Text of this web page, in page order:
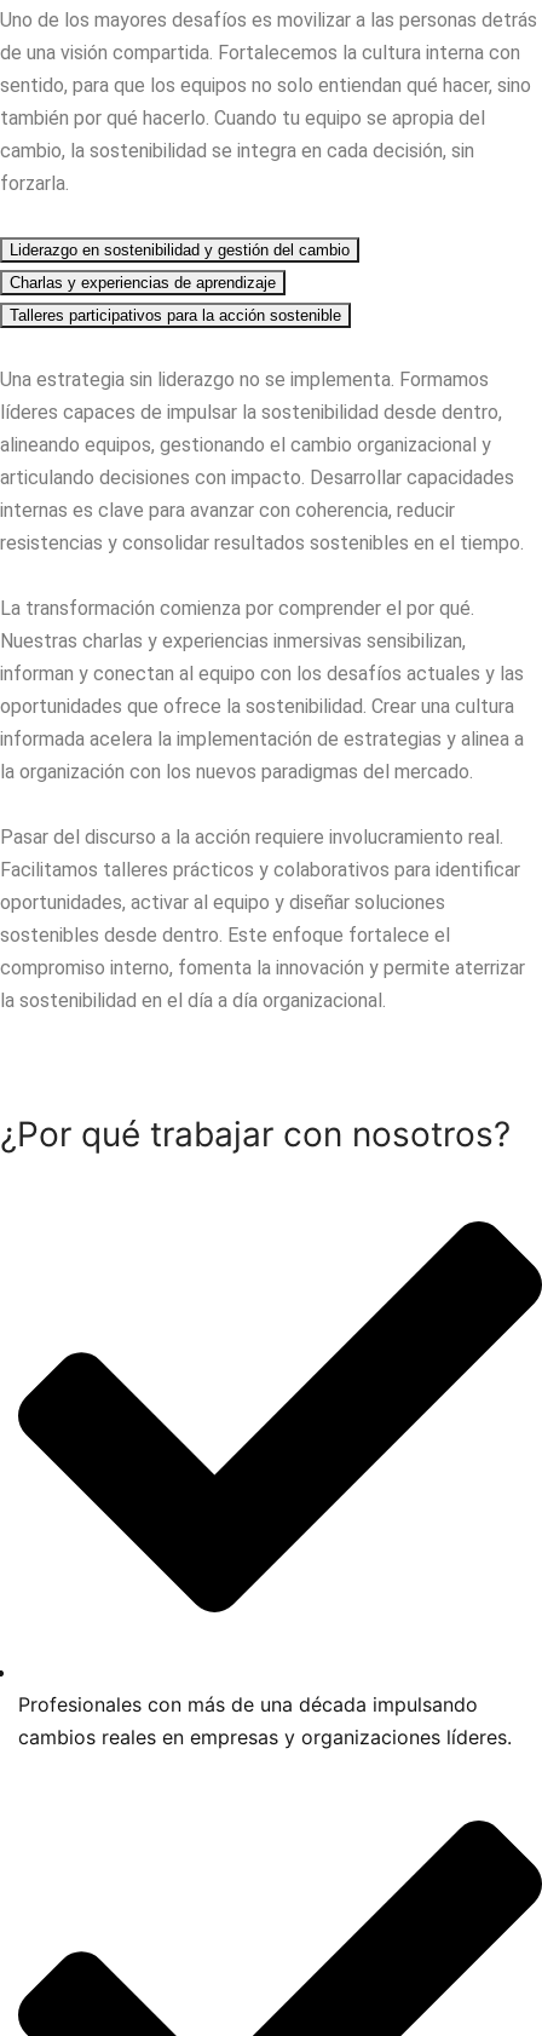
Uno de los mayores desafíos es movilizar a las personas detrás
de una visión compartida. Fortalecemos la cultura interna con
sentido, para que los equipos no solo entiendan qué hacer, sino
también por qué hacerlo. Cuando tu equipo se apropia del
cambio, la sostenibilidad se integra en cada decisión, sin
forzarla.
Liderazgo en sostenibilidad y gestión del cambio
Charlas y experiencias de aprendizaje
Talleres participativos para la acción sostenible
Una estrategia sin liderazgo no se implementa. Formamos
líderes capaces de impulsar la sostenibilidad desde dentro,
alineando equipos, gestionando el cambio organizacional y
articulando decisiones con impacto. Desarrollar capacidades
internas es clave para avanzar con coherencia, reducir
resistencias y consolidar resultados sostenibles en el tiempo.
La transformación comienza por comprender el por qué.
Nuestras charlas y experiencias inmersivas sensibilizan,
informan y conectan al equipo con los desafíos actuales y las
oportunidades que ofrece la sostenibilidad. Crear una cultura
informada acelera la implementación de estrategias y alinea a
la organización con los nuevos paradigmas del mercado.
Pasar del discurso a la acción requiere involucramiento real.
Facilitamos talleres prácticos y colaborativos para identificar
oportunidades, activar al equipo y diseñar soluciones
sostenibles desde dentro. Este enfoque fortalece el
compromiso interno, fomenta la innovación y permite aterrizar
la sostenibilidad en el día a día organizacional.
¿Por qué trabajar con nosotros?
Profesionales con más de una década impulsando
cambios reales en empresas y organizaciones líderes.